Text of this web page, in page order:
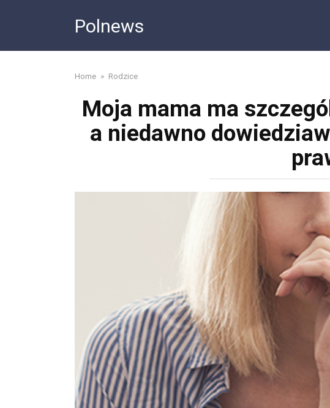
Polnews
Home » Rodzice
Moja mama ma
a niedawno